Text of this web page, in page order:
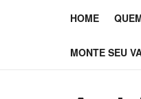
HOME
MONTE SEU